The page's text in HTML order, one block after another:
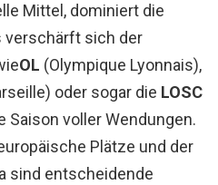
Mittel, dominiert die
verschärft sich der
OL (Olympique Lyonnais),
oder sogar die LOSC
Saison voller Wendungen.
Plätze und der
sind entscheidende